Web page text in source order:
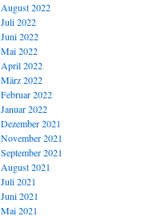
August 2022
Juli 2022
Juni 2022
Mai 2022
April 2022
März 2022
Februar 2022
Januar 2022
Dezember 2021
November 2021
September 2021
August 2021
Juli 2021
Juni 2021
Mai 2021